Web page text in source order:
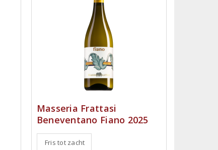
Masseria Frattasi
Beneventano Fiano 2025
Fris tot zacht